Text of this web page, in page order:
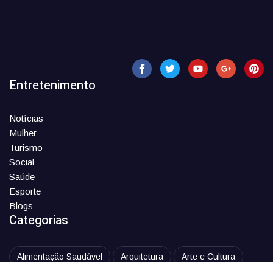
Entretenimento
Notícias
Mulher
Turismo
Social
Saúde
Esporte
Blogs
Categorias
Alimentação Saudável Arquitetura Arte e Cultura